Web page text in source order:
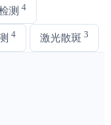
测 4
4 激光散斑 3